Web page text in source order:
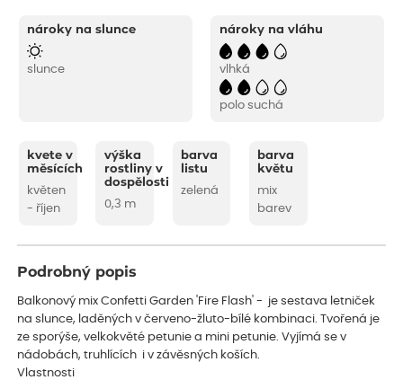
nároky na slunce
slunce
nároky na vláhu
vlhká
polo suchá
kvete v
měsících
květen
- říjen
výška
rostliny v
dospělosti
0,3 m
barva
listu
zelená
barva
květu
mix
barev
Podrobný popis
Balkonový mix Confetti Garden 'Fire Flash' - je sestava letniček
na slunce, laděných v červeno-žluto-bílé kombinaci. Tvořená je
ze sporýše, velkokvěté petunie a mini petunie. Vyjímá se v
nádobách, truhlících i v závěsných koších.
Vlastnosti